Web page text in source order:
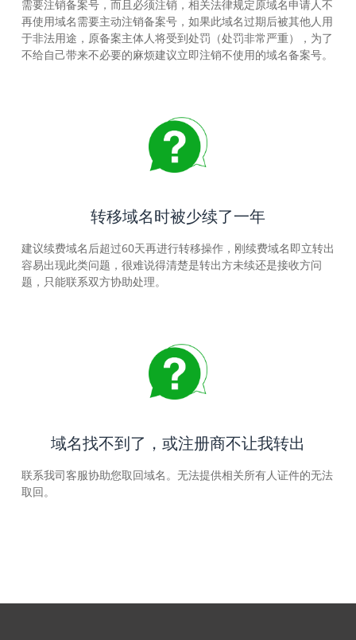
需要注销备案号，而且必须注销，相关法律规定原域名申请人不
再使用域名需要主动注销备案号，如果此域名过期后被其他人用
于非法用途，原备案主体人将受到处罚（处罚非常严重），为了
不给自己带来不必要的麻烦建议立即注销不使用的域名备案号。
转移域名时被少续了一年
建议续费域名后超过60天再进行转移操作，刚续费域名即立转出
容易出现此类问题，很难说得清楚是转出方未续还是接收方问
题，只能联系双方协助处理。
域名找不到了，或注册商不让我转出
联系我司客服协助您取回域名。无法提供相关所有人证件的无法
取回。